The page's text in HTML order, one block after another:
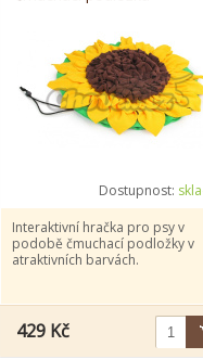
Dostupnost:
Interaktivní hračka pro psy v
podobě čmuchací podložky v
atraktivních barvách.
429 Kč